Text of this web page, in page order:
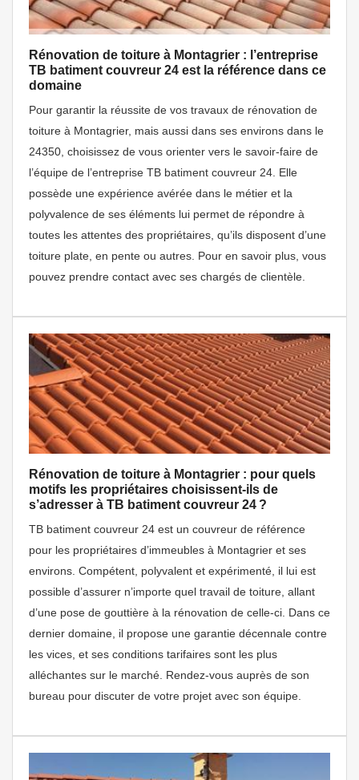
Rénovation de toiture à Montagrier : l’entreprise
TB batiment couvreur 24 est la référence dans ce
domaine
Pour garantir la réussite de vos travaux de rénovation de
toiture à Montagrier, mais aussi dans ses environs dans le
24350, choisissez de vous orienter vers le savoir-faire de
l’équipe de l’entreprise TB batiment couvreur 24. Elle
possède une expérience avérée dans le métier et la
polyvalence de ses éléments lui permet de répondre à
toutes les attentes des propriétaires, qu’ils disposent d’une
toiture plate, en pente ou autres. Pour en savoir plus, vous
pouvez prendre contact avec ses chargés de clientèle.
Rénovation de toiture à Montagrier : pour quels
motifs les propriétaires choisissent-ils de
s’adresser à TB batiment couvreur 24 ?
TB batiment couvreur 24 est un couvreur de référence
pour les propriétaires d’immeubles à Montagrier et ses
environs. Compétent, polyvalent et expérimenté, il lui est
possible d’assurer n’importe quel travail de toiture, allant
d’une pose de gouttière à la rénovation de celle-ci. Dans ce
dernier domaine, il propose une garantie décennale contre
les vices, et ses conditions tarifaires sont les plus
alléchantes sur le marché. Rendez-vous auprès de son
bureau pour discuter de votre projet avec son équipe.